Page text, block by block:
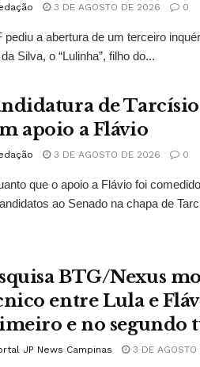
3 DE AGOSTO DE 2026 0
pediu a abertura de um terceiro
Silva, o “Lulinha”, filho do...
de
apoio a Flávio
3 DE AGOSTO DE 2026 0
que o apoio a Flávio foi
ao Senado na chapa de
BTG/Nexus
entre Lula e
e no segundo
JP News Campinas 3 DE AGOSTO